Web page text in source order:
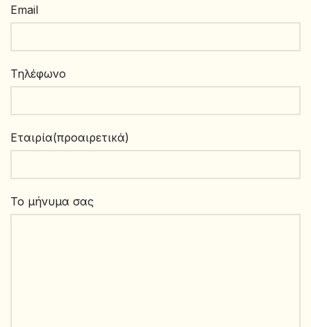
Εmail
Τηλέφωνο
Εταιρία(προαιρετικά)
Το μήνυμα σας